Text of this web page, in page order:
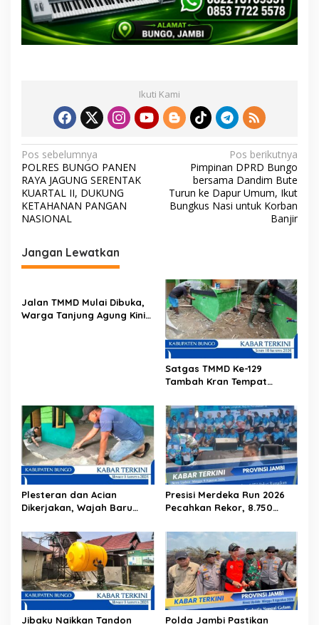
Ikuti Kami
N
a
v
i
a
i
p
Pos sebelumnya
POLRES BUNGO PANEN
RAYA JAGUNG SERENTAK
KUARTAL II, DUKUNG
KETAHANAN PANGAN
NASIONAL
Pos berikutnya
Pimpinan DPRD Bungo
bersama Dandim Bute
Turun ke Dapur Umum, Ikut
Bungkus Nasi untuk Korban
Banjir
Jangan Lewatkan
Jalan TMMD Mulai Dibuka,
Warga Tanjung Agung Kini
Satgas TMMD Ke-129
Tambah Kran Tempat
Fajri
Plesteran dan Acian
Dikerjakan, Wajah Baru
Mulai Terlihat
Presisi Merdeka Run 2026
Pecahkan Rekor, 8.750
Jibaku Naikkan Tandon Polda Jambi Pastikan